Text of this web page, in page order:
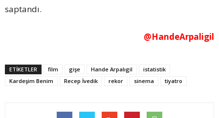
saptandı.
@HandeArpaligil
ETİKETLER film gişe Hande Arpalıgil
istatistik
Kardeşim Benim
Recep İvedik rekor sinema tiyatro